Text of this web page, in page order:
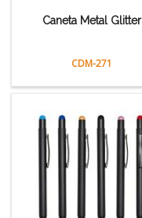
Caneta Metal Glitter
CDM-271